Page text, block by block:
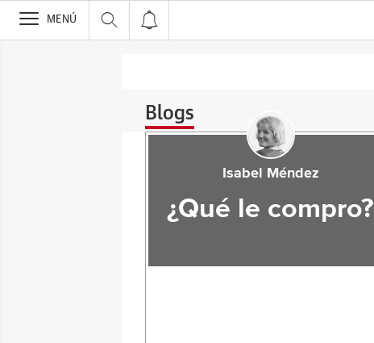
>
MENÚ
Blogs
Isabel Méndez
¿Qué le compro?